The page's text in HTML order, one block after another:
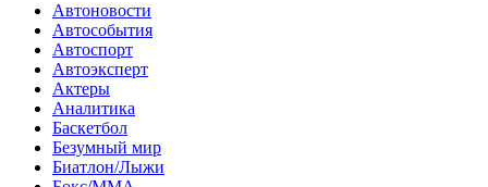
Автоновости
Автособытия
Автоспорт
Автоэксперт
Актеры
Аналитика
Баскетбол
Безумный мир
Биатлон/Лыжи